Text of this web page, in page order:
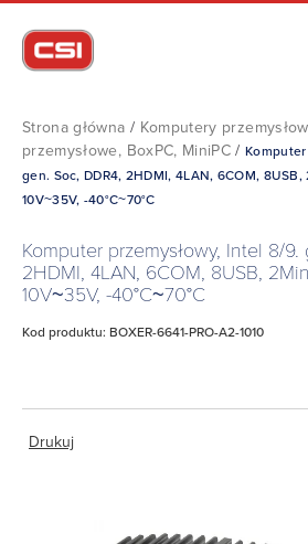
Strona główna / Komputery
przemysłowe, BoxPC, MiniPC /
gen. Soc, DDR4, 2HDMI, 4LAN, 6COM, 8USB,
10V~35V, -40°C~70°C
Komputer przemysłowy, Intel 8/9.
2HDMI, 4LAN, 6COM, 8USB,
10V~35V, -40°C~70°C
Kod produktu: BOXER-6641-PRO-A2-1010
Drukuj